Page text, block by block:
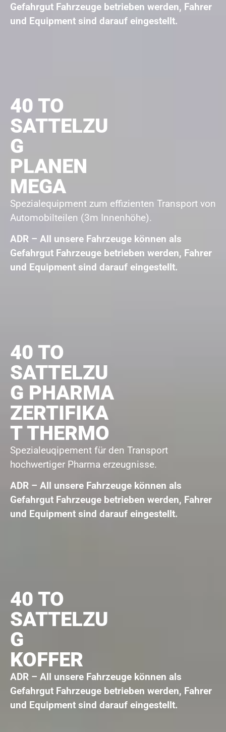
Gefahrgut Fahrzeuge betrieben werden, Fahrer
und Equipment sind darauf eingestellt.
40 TO
SATTELZU
G
PLANEN
MEGA
Spezialequipment zum effizienten Transport von
Automobilteilen (3m Innenhöhe).
ADR – All unsere Fahrzeuge können als
Gefahrgut Fahrzeuge betrieben werden, Fahrer
und Equipment sind darauf eingestellt.
40 TO
SATTELZU
G PHARMA
ZERTIFIKA
T THERMO
Spezialeuqipement für den Transport
hochwertiger Pharma erzeugnisse.
ADR – All unsere Fahrzeuge können als
Gefahrgut Fahrzeuge betrieben werden, Fahrer
und Equipment sind darauf eingestellt.
40 TO
SATTELZU
G
KOFFER
ADR – All unsere Fahrzeuge können als
Gefahrgut Fahrzeuge betrieben werden, Fahrer
und Equipment sind darauf eingestellt.